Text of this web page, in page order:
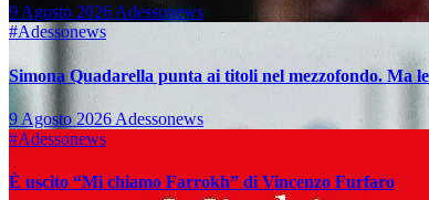
9 Agosto 2026 Adessonews
#Adessonews
Simona Quadarella punta ai titoli nel mezzofondo. Ma
9 Agosto 2026 Adessonews
#Adessonews
È uscito “Mi chiamo Farrokh” di Vincenzo Furfaro